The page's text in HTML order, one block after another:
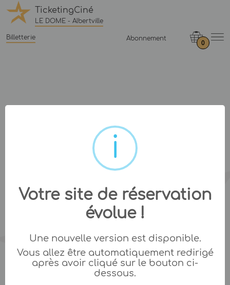
TicketingCiné
LE DOME - Albertville
Billetterie Abonnement
0
Votre site de réservation
évolue !
Une nouvelle version est disponible.
Vous allez être automatiquement redirigé
après avoir cliqué sur le bouton ci-
dessous.